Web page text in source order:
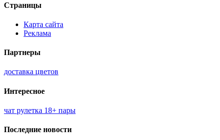
Страницы
Карта сайта
Реклама
Партнеры
доставка цветов
Интересное
чат рулетка 18+ пары
Последние новости